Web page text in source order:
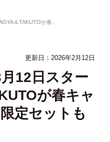
サダー就任！限定セットも登場
更新日： 2026年2月12日
12日スター
が春キャ
定セットも